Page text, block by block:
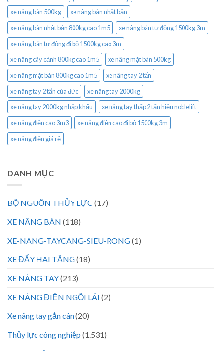
xe nâng bàn 500kg
xe nâng bàn nhật bản
xe nâng bàn nhật bản 800kg cao 1m5
xe nâng bán tự động 1500kg 3m
xe nâng bán tự động đi bộ 1500kg cao 3m
xe nâng cây cảnh 800kg cao 1m5
xe nâng mặt bàn 500kg
xe nâng mặt bàn 800kg cao 1m5
xe nâng tay 2 tấn
xe nâng tay 2 tấn của đức
xe nâng tay 2000kg
xe nâng tay 2000kg nhập khẩu
xe nâng tay thấp 2 tấn hiệu noblelift
xe nâng điện cao 3m3
xe nâng điện cao đi bộ 1500kg 3m
xe nâng điện giá rẻ
DANH MỤC
BỘ NGUỒN THỦY LỰC (17)
XE NÂNG BÀN (118)
XE-NANG-TAYCANG-SIEU-RONG(1)
XE ĐẨY HAI TẦNG(18)
XE NÂNG TAY(213)
XE NÂNG ĐIỆN NGỒI LÁI (2)
Xe nâng tay gắn cân(20)
Thủy lực công nghiệp (1.531)